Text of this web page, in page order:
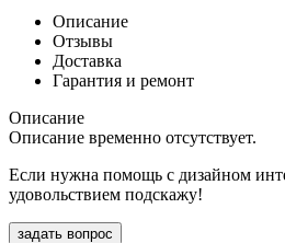
Описание
Отзывы
Доставка
Гарантия и ремонт
Описание
Описание временно отсутствует.
Если нужна помощь с дизайном
удовольствием подскажу!
задать вопрос